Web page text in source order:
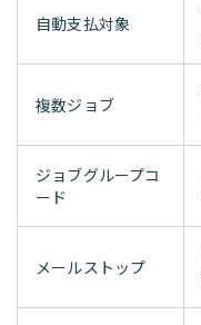
自動支払対象
複数ジョブ
ジョブグループコ
ード
メールストップ